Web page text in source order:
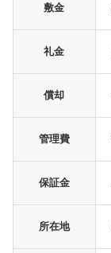
敷金
礼金
償却
管理費
保証金
所在地